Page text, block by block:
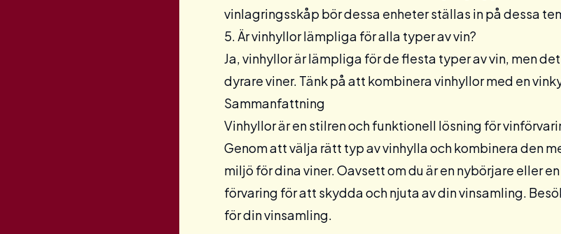
vinlagringsskåp bör dessa enheter ställas in på dessa
5. Är vinhyllor lämpliga för alla typer av vin?
Ja, vinhyllor är lämpliga för de flesta typer av vin, men
dyrare viner. Tänk på att kombinera vinhyllor med en
Sammanfattning
Vinhyllor är en stilren och funktionell lösning för
Genom att välja rätt typ av vinhylla och kombinera den
miljö för dina viner. Oavsett om du är en nybörjare eller
förvaring för att skydda och njuta av din vinsamling.
för din vinsamling.